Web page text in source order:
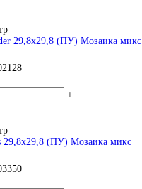
29,8x29,8 (ПУ) Мозаика микс
+
29,8x29,8 (ПУ) Мозаика микс